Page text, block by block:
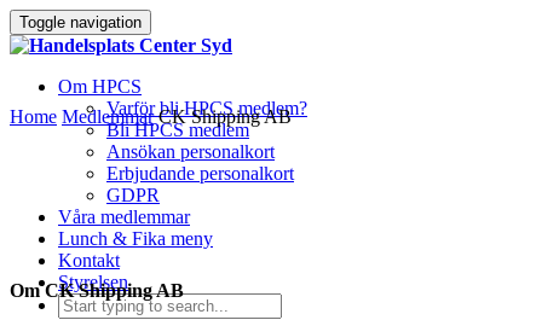
Toggle navigation
Om HPCS
Varför bli HPCS medlem?
Bli HPCS medlem
Ansökan personalkort
Erbjudande personalkort
GDPR
Våra medlemmar
Lunch & Fika meny
Kontakt
Styrelsen
Home Medlemmar CK Shipping AB
Om CK Shipping AB